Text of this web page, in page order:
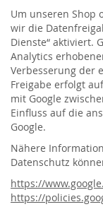
Um unseren Shop
wir die
Dienste“ aktiviert.
Analytics
Verbesserung der
Freigabe erfolgt
mit Google
Einfluss auf die
Google.
Nähere
Datenschutz
https://
https://